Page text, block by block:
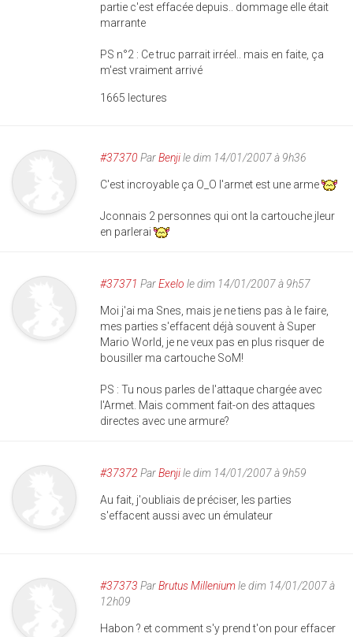
partie c'est effacée depuis.. dommage elle était
marrante
PS n°2 : Ce truc parrait irréel.. mais en faite, ça
m'est vraiment arrivé
1665 lectures
#37370 ParBenjile dim 14/01/2007 à 9h36
C'est incroyable ça O_O l'armet est une arme
Jconnais 2 personnes qui ont la cartouche jleur
en parlerai
#37371 ParExelo le dim 14/01/2007 à 9h57
Moi j'ai ma Snes, mais je ne tiens pas à le faire,
mes parties s'effacent déjà souvent à Super
Mario World, je ne veux pas en plus risquer de
bousiller ma cartouche SoM!
PS : Tu nous parles de l'attaque chargée avec
l'Armet. Mais comment fait-on des attaques
directes avec une armure?
#37372 ParBenjile dim 14/01/2007 à 9h59
Au fait, j'oubliais de préciser, les parties
s'effacent aussi avec un émulateur
#37373 ParBrutus Milleniumle dim 14/01/2007 à
12h09
Habon ? et comment s'y prend t'on pour effacer